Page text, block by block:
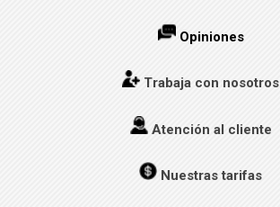
Opiniones
Trabaja con nosotros
Atención al cliente
Nuestras tarifas